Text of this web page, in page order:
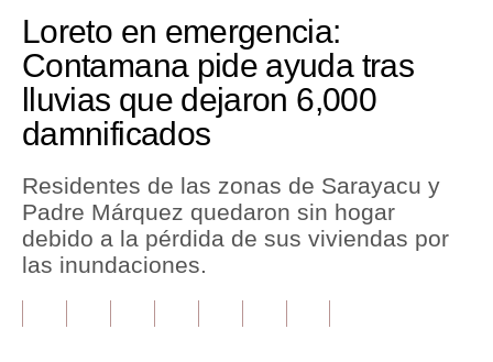
Economía
Mercados
Perú
Política
Tu Dinero
Finanzas Personales
Loreto en emergencia:
Contamana pide ayuda tras
lluvias que dejaron 6,000
damnificados
Residentes de las zonas de Sarayacu y
Padre Márquez quedaron sin hogar
debido a la pérdida de sus viviendas por
las inundaciones.